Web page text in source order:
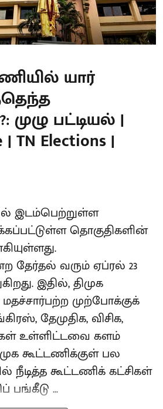
யார்
முழு பட்டியல் |
| TN Elections |
இடம்பெற்றுள்ள
தொகுதிகளின்
தேர்தல் வரும் ஏப்ரல் 23
இதில், திமுக
முற்போக்குக்
தேமுதிக, விசிக,
உள்ளிட்டவை களம்
கூட்டணிக்குள் பல
நீடித்த கூட்டணிக் கட்சிகள்
பங்கீடு ...